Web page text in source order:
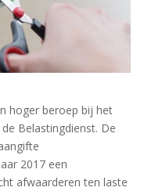
hoger beroep bij het
Belastingdienst. De
2017 een
afwaarderen ten laste